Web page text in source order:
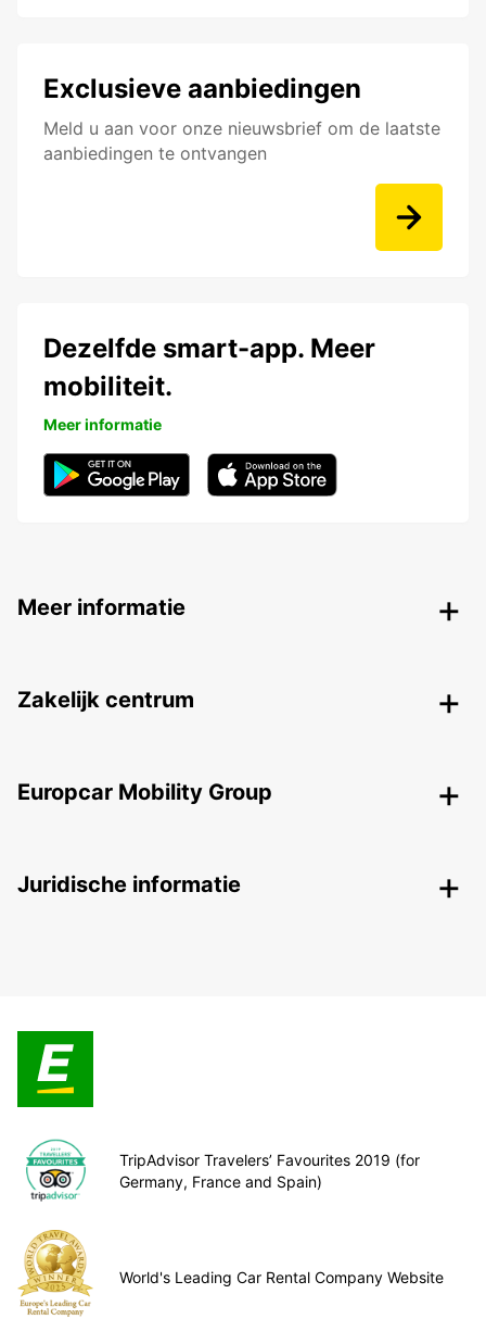
Exclusieve aanbiedingen
Meld u aan voor onze nieuwsbrief om de laatste
aanbiedingen te ontvangen
Dezelfde smart-app. Meer
mobiliteit.
Meer informatie
Meer informatie
Zakelijk centrum
Europcar Mobility Group
Juridische informatie
TripAdvisor Travelers’ Favourites 2019 (for
Germany, France and Spain)
World's Leading Car Rental Company Website